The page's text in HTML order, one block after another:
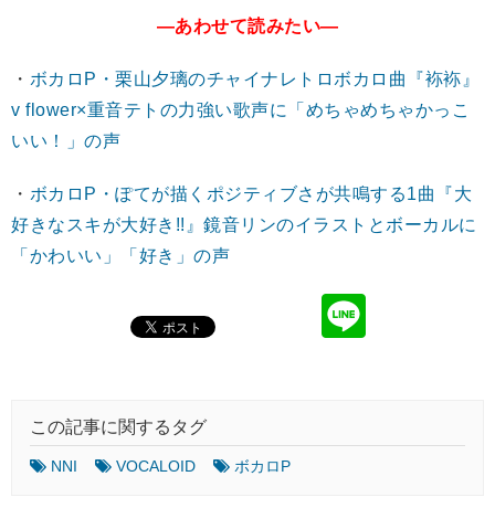
―あわせて読みたい―
・ ボカロP・栗山夕璃のチャイナレトロボカロ曲『袮袮』
v flower×重音テトの力強い歌声に「めちゃめちゃかっこ
いい！」の声
・ ボカロP・ぽてが描くポジティブさが共鳴する1曲『大
好きなスキが大好き!!』鏡音リンのイラストとボーカルに
「かわいい」「好き」の声
この記事に関するタグ
NNI VOCALOID ボカロP